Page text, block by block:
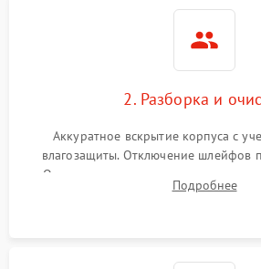
2. Разборка и
Аккуратное вскрытие корпуса с
влагозащиты. Отключение шлейфов
Очистка внутренних плат от
обработка германиевого объектива
Подробнее